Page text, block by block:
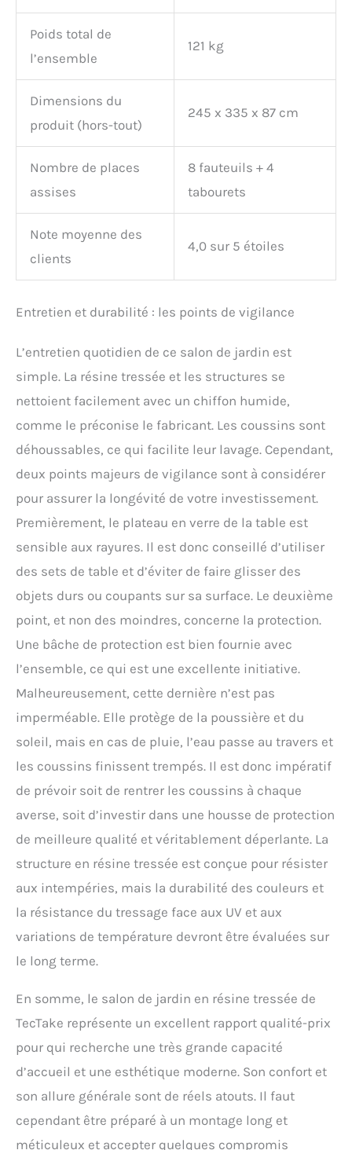
Poids total de
l’ensemble
121 kg
Dimensions du
produit (hors-tout)
245 x 335 x 87 cm
Nombre de places
assises
8 fauteuils + 4
tabourets
Note moyenne des
clients
4,0 sur 5 étoiles
Entretien et durabilité : les points de vigilance
L’entretien quotidien de ce salon de jardin est
simple. La résine tressée et les structures se
nettoient facilement avec un chiffon humide,
comme le préconise le fabricant. Les coussins sont
déhoussables, ce qui facilite leur lavage. Cependant,
deux points majeurs de vigilance sont à considérer
pour assurer la longévité de votre investissement.
Premièrement, le plateau en verre de la table est
sensible aux rayures. Il est donc conseillé d’utiliser
des sets de table et d’éviter de faire glisser des
objets durs ou coupants sur sa surface. Le deuxième
point, et non des moindres, concerne la protection.
Une bâche de protection est bien fournie avec
l’ensemble, ce qui est une excellente initiative.
Malheureusement, cette dernière n’est pas
imperméable. Elle protège de la poussière et du
soleil, mais en cas de pluie, l’eau passe au travers et
les coussins finissent trempés. Il est donc impératif
de prévoir soit de rentrer les coussins à chaque
averse, soit d’investir dans une housse de protection
de meilleure qualité et véritablement déperlante. La
structure en résine tressée est conçue pour résister
aux intempéries, mais la durabilité des couleurs et
la résistance du tressage face aux UV et aux
variations de température devront être évaluées sur
le long terme.
En somme, le salon de jardin en résine tressée de
TecTake représente un excellent rapport qualité-prix
pour qui recherche une très grande capacité
d’accueil et une esthétique moderne. Son confort et
son allure générale sont de réels atouts. Il faut
cependant être préparé à un montage long et
méticuleux et accepter quelques compromis